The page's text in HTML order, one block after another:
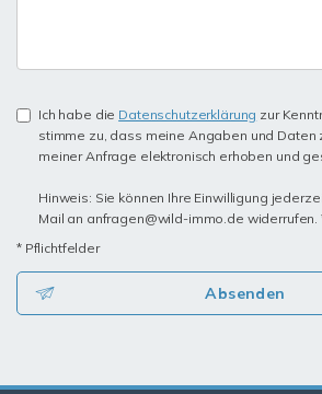
Ich habe die Datenschutzerklärung zur
stimme zu, dass meine Angaben und Daten
meiner Anfrage elektronisch erhoben und
Hinweis: Sie können Ihre Einwilligung
Mail an anfragen@wild-immo.de widerrufen.
* Pflichtfelder
Absenden